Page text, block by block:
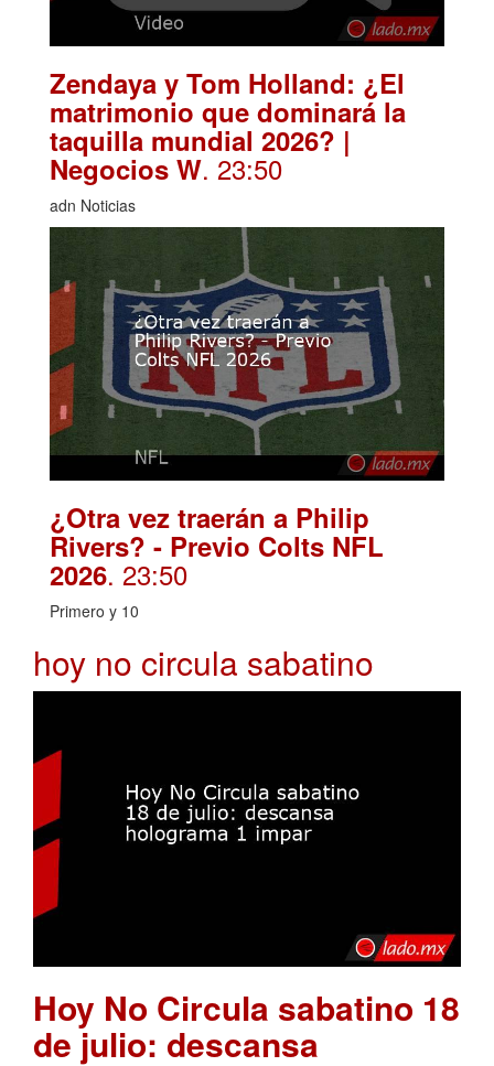
Zendaya y Tom Holland: ¿El
matrimonio que dominará la
taquilla mundial 2026? |
Negocios W. 23:50
adn Noticias
¿Otra vez traerán a Philip
Rivers? - Previo Colts NFL
2026. 23:50
Primero y 10
hoy no circula sabatino
Hoy No Circula sabatino 18
de julio: descansa